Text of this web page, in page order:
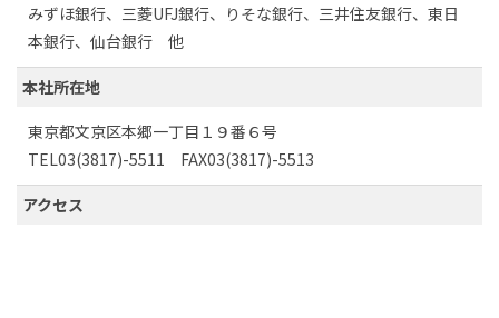
みずほ銀行、三菱UFJ銀行、りそな銀行、三井住友銀行、東日
本銀行、仙台銀行 他
本社所在地
東京都文京区本郷一丁目１９番６号
TEL03(3817)-5511 FAX03(3817)-5513
アクセス